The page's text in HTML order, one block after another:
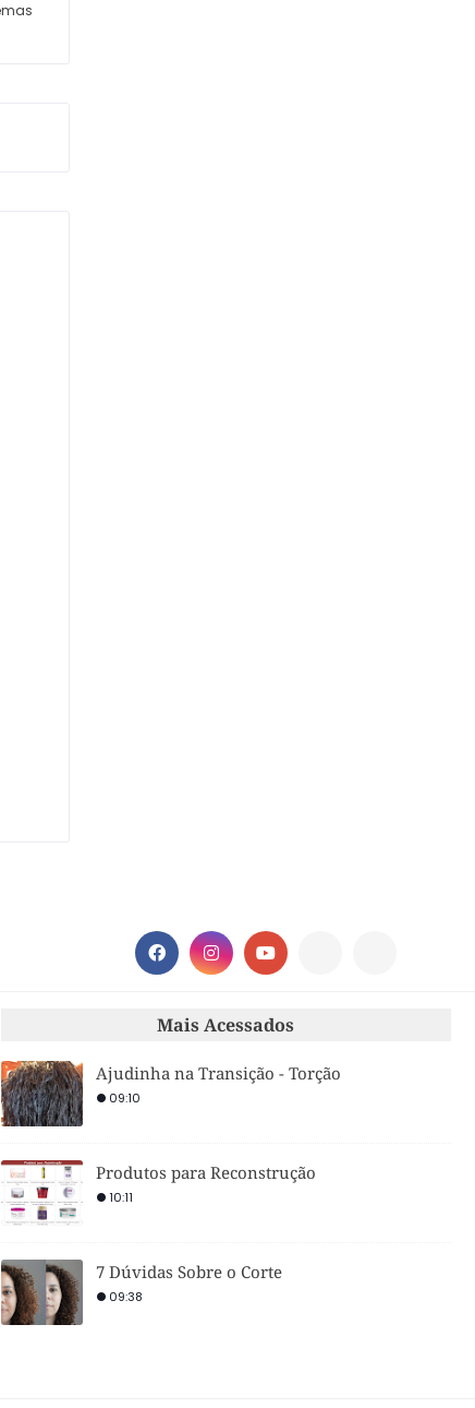
Mais Acessados
Ajudinha na Transição - Torção
09:10
Produtos para Reconstrução
10:11
7 Dúvidas Sobre o Corte
09:38